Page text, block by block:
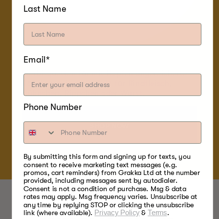
Bierbisquetten für mit Hopfen angereicherte
Räucherspeisen. Perfekt für Rindfleisch,
Hühnchen, Rippchen oder Wurst.
Last Name
Email*
Phone Number
By submitting this form and signing up for texts, you
consent to receive marketing text messages (e.g.
promos, cart reminders) from Grakka Ltd at the number
provided, including messages sent by autodialer.
Consent is not a condition of purchase. Msg & data
rates may apply. Msg frequency varies. Unsubscribe at
any time by replying STOP or clicking the unsubscribe
link (where available). Privacy Policy&Terms.